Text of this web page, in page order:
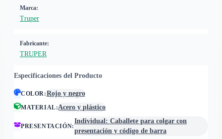
Marca:
Truper
Fabricante:
TRUPER
Especificaciones del Producto
COLOR:Rojo y negro
MATERIAL:Acero y plástico
PRESENTACIÓN:
Individual: Caballete para colgar con
presentación y código de barra